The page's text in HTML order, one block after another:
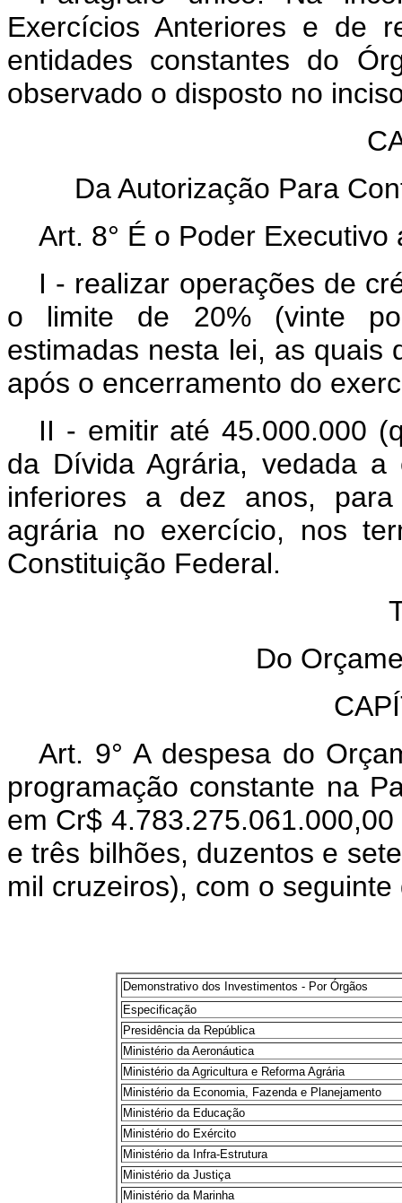
Exercícios Anteriores e de
entidades constantes do
observado o disposto no
Da Autorização Para
Art. 8° É o Poder Executivo
I - realizar operações de
o limite de 20% (vinte
estimadas nesta lei, as quais
após o encerramento do
II - emitir até 45.000.000
da Dívida Agrária, vedada
inferiores a dez anos,
agrária no exercício, nos
Constituição Federal.
Do
Art. 9° A despesa do
programação constante na
em Cr$
e três bilhões, duzentos e
mil cruzeiros), com o
Demonstrativo dos Investimentos - Por Órgãos
Especificação
Presidência da República
Ministério da Aeronáutica
Ministério da Agricultura e Reforma Agrária
Ministério da Economia, Fazenda e Planejamento
Ministério da Educação
Ministério do Exército
Ministério da Infra-Estrutura
Ministério da Justiça
Ministério da Marinha